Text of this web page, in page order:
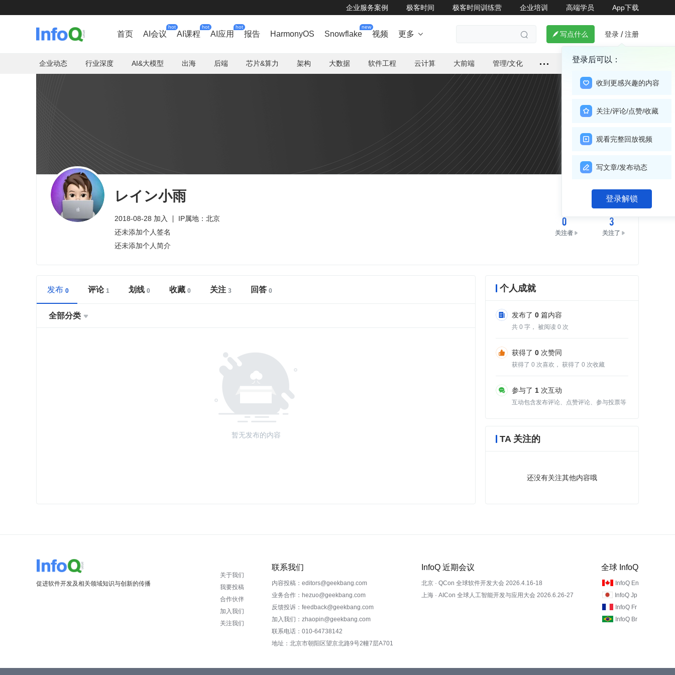
企业服务案例 极客时间 极客时间训练营 企业培训 高端学员 App下载
首页 AI会议
hot
AI课程
hot
AI应用
hot
报告 HarmonyOS Snowflake
new
视频 更多    写点什么 登录 / 注册
登录后可以：
收到更感兴趣的内容
关注/评论/点赞/收藏
观看完整回放视频
写文章/发布动态
登录解锁
企业动态 行业深度 AI&大模型 出海 后端 芯片&算力 架构 大数据 软件工程 云计算 大前端 管理/文化
レイン小雨
2018-08-28 加入
IP属地：北京
还未添加个人签名
还未添加个人简介
关注
0
关注者
3
关注了
发布 评论 划线 收藏 关注 回答
全部分类 
暂无发布的内容
个人成就
发布了 0 篇内容
共 0 字， 被阅读 0 次
获得了 0 次赞同
获得了 0 次喜欢， 获得了 0 次收藏
参与了 1 次互动
互动包含发布评论、点赞评论、参与投票等
TA 关注的
还没有关注其他内容哦
促进软件开发及相关领域知识与创新的传播
关于我们
我要投稿
合作伙伴
加入我们
关注我们
联系我们
内容投稿：editors@geekbang.com
业务合作：hezuo@geekbang.com
反馈投诉：feedback@geekbang.com
加入我们：zhaopin@geekbang.com
联系电话：010-64738142
地址：北京市朝阳区望京北路9号2幢7层A701
InfoQ 近期会议
北京 · QCon 全球软件开发大会 2026.4.16-18
上海 · AICon 全球人工智能开发与应用大会 2026.6.26-27
全球 InfoQ
InfoQ En
InfoQ Jp
InfoQ Fr
InfoQ Br